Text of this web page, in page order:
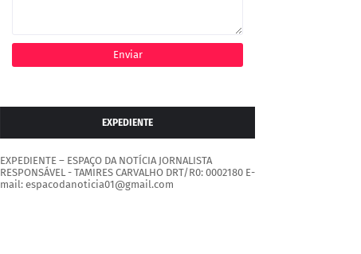
EXPEDIENTE
EXPEDIENTE – ESPAÇO DA NOTÍCIA JORNALISTA
RESPONSÁVEL - TAMIRES CARVALHO DRT/R0: 0002180 E-
mail: espacodanoticia01@gmail.com